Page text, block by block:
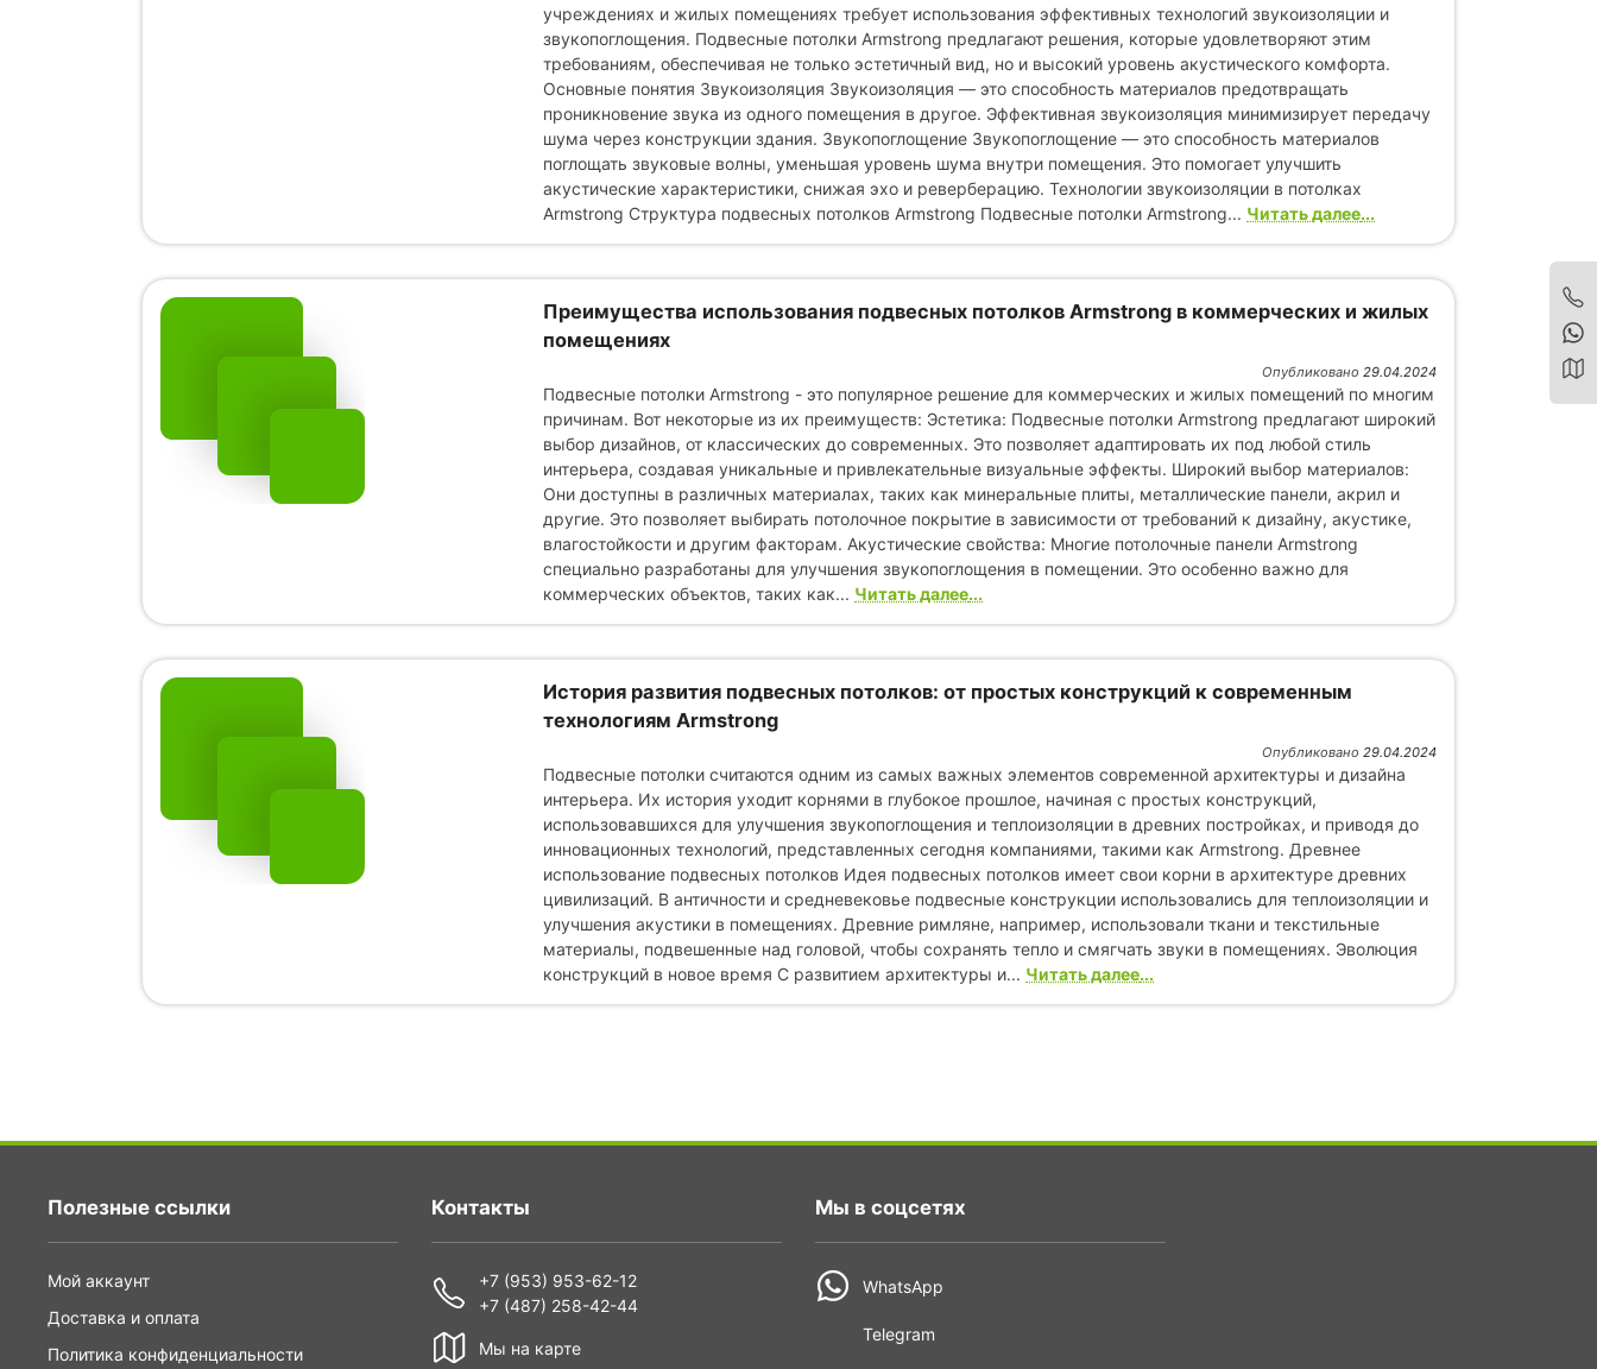
учреждениях и жилых помещениях требует использования эффективных технологий звукоизоляции и
звукопоглощения. Подвесные потолки Armstrong предлагают решения, которые удовлетворяют этим
требованиям, обеспечивая не только эстетичный вид, но и высокий уровень акустического комфорта.
Основные понятия Звукоизоляция Звукоизоляция — это способность материалов предотвращать
проникновение звука из одного помещения в другое. Эффективная звукоизоляция минимизирует передачу
шума через конструкции здания. Звукопоглощение Звукопоглощение — это способность материалов
поглощать звуковые волны, уменьшая уровень шума внутри помещения. Это помогает улучшить
акустические характеристики, снижая эхо и реверберацию. Технологии звукоизоляции в потолках
Armstrong Структура подвесных потолков Armstrong Подвесные потолки Armstrong... Читать далее
Преимущества использования подвесных потолков Armstrong в коммерческих и жилых
помещениях
Опубликовано 29.04.2024
Подвесные потолки Armstrong - это популярное решение для коммерческих и жилых помещений по многим
причинам. Вот некоторые из их преимуществ: Эстетика: Подвесные потолки Armstrong предлагают широкий
выбор дизайнов, от классических до современных. Это позволяет адаптировать их под любой стиль
интерьера, создавая уникальные и привлекательные визуальные эффекты. Широкий выбор материалов:
Они доступны в различных материалах, таких как минеральные плиты, металлические панели, акрил и
другие. Это позволяет выбирать потолочное покрытие в зависимости от требований к дизайну, акустике,
влагостойкости и другим факторам. Акустические свойства: Многие потолочные панели Armstrong
специально разработаны для улучшения звукопоглощения в помещении. Это особенно важно для
коммерческих объектов, таких как... Читать далее
История развития подвесных потолков: от простых конструкций к современным
технологиям Armstrong
Опубликовано 29.04.2024
Подвесные потолки считаются одним из самых важных элементов современной архитектуры и дизайна
интерьера. Их история уходит корнями в глубокое прошлое, начиная с простых конструкций,
использовавшихся для улучшения звукопоглощения и теплоизоляции в древних постройках, и приводя до
инновационных технологий, представленных сегодня компаниями, такими как Armstrong. Древнее
использование подвесных потолков Идея подвесных потолков имеет свои корни в архитектуре древних
цивилизаций. В античности и средневековье подвесные конструкции использовались для теплоизоляции и
улучшения акустики в помещениях. Древние римляне, например, использовали ткани и текстильные
материалы, подвешенные над головой, чтобы сохранять тепло и смягчать звуки в помещениях. Эволюция
конструкций в новое время С развитием архитектуры и... Читать далее
Полезные ссылки
Мой аккаунт
Доставка и оплата
Политика конфиденциальности
Контакты
+7 (953) 953-62-12
+7 (487) 258-42-44
Мы на карте
Мы в соцсетях
WhatsApp
Telegram